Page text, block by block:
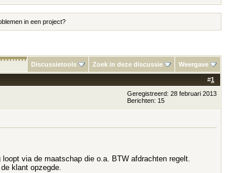
in een project?
Discussietools Zoek in deze discussie Weergave
#1
Geregistreerd: 28 februari 2013
Berichten: 15
via de maatschap die o.a. BTW afdrachten regelt.
klant opzegde.